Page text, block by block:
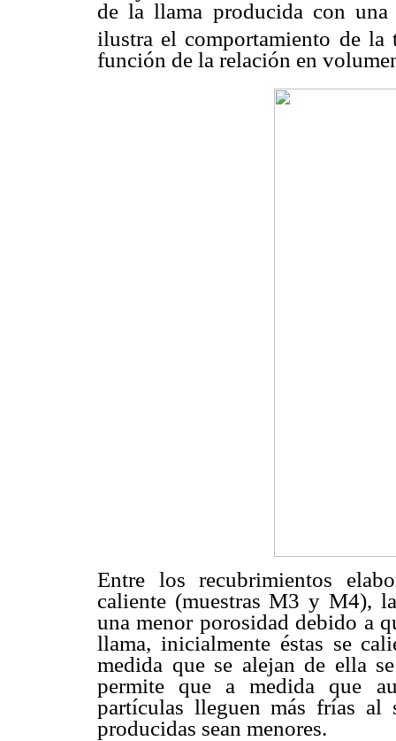
de la llama producida con
ilustra el comportamiento de la
función de la relación en
Entre los recubrimientos
caliente (muestras M3 y M4),
una menor porosidad debido a
llama, inicialmente éstas se
medida que se alejan de ella
permite que a medida que
partículas lleguen más frías al
producidas sean menores.